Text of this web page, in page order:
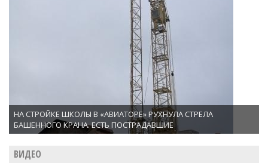
НА СТРОЙКЕ ШКОЛЫ В «АВИАТОРЕ» РУХНУЛА СТРЕЛА
БАШЕННОГО КРАНА. ЕСТЬ ПОСТРАДАВШИЕ
ВИДЕО